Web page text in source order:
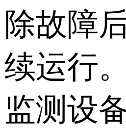
除故障
续运行。
监测设